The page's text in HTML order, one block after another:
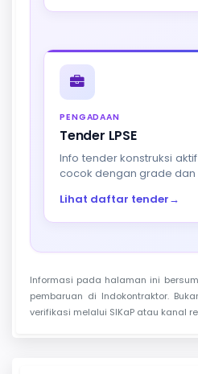
PENGADAAN
Tender LPSE
Info tender konstruksi
cocok dengan grade dan
Lihat daftar tender→
Informasi pada halaman ini
pembaruan di Indokontraktor.
verifikasi melalui SIKaP atau kanal